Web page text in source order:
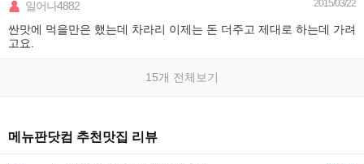
일어나4882 2015/03/22
싼맛에 먹을만은 했는데 차라리 이제는 돈 더주고 제대로 하는데 가려
고요.
15개 전체보기
메뉴판닷컴 추천맛집 리뷰